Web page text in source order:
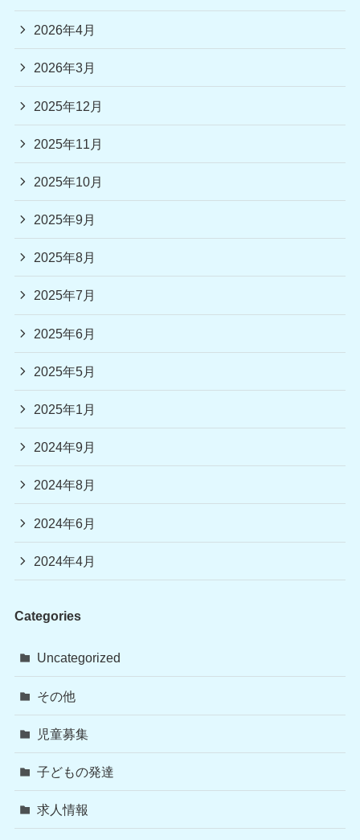
2026年4月
2026年3月
2025年12月
2025年11月
2025年10月
2025年9月
2025年8月
2025年7月
2025年6月
2025年5月
2025年1月
2024年9月
2024年8月
2024年6月
2024年4月
Categories
Uncategorized
その他
児童募集
子どもの発達
求人情報